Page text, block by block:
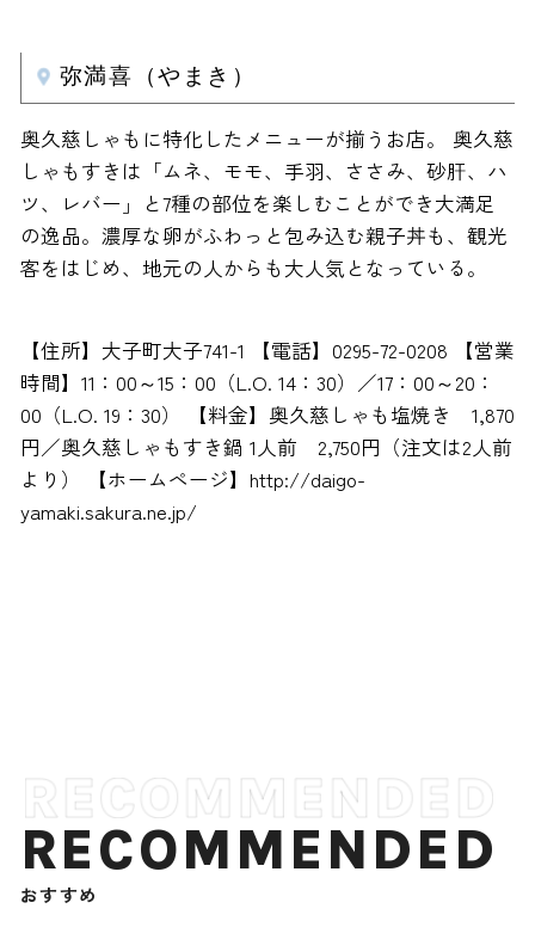
弥満喜（やまき）
奥久慈しゃもに特化したメニューが揃うお店。 奥久慈
しゃもすきは「ムネ、モモ、手羽、ささみ、砂肝、ハ
ツ、レバー」と7種の部位を楽しむことができ大満足
の逸品。濃厚な卵がふわっと包み込む親子丼も、観光
客をはじめ、地元の人からも大人気となっている。
【住所】大子町大子741-1 【電話】0295-72-0208 【営業
時間】11：00～15：00（L.O. 14：30）／17：00～20：
00（L.O. 19：30） 【料金】奥久慈しゃも塩焼き 1,870
円／奥久慈しゃもすき鍋 1人前 2,750円（注文は2人前
より） 【ホームページ】http://daigo-
yamaki.sakura.ne.jp/
RECOMMENDED
おすすめ